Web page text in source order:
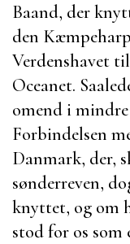
Baand, der
den
Verdenshavet
Oceanet.
omend i
Forbindelsen
Danmark, der,
sønderreven,
knyttet, og om
stod for os som